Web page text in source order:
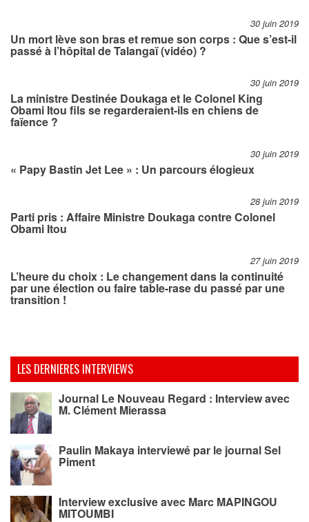
30 juin 2019
Un mort lève son bras et remue son corps : Que s’est-il
passé à l’hôpital de Talangaï (vidéo) ?
30 juin 2019
La ministre Destinée Doukaga et le Colonel King
Obami Itou fils se regarderaient-ils en chiens de
faïence ?
30 juin 2019
« Papy Bastin Jet Lee » : Un parcours élogieux
28 juin 2019
Parti pris : Affaire Ministre Doukaga contre Colonel
Obami Itou
27 juin 2019
L’heure du choix : Le changement dans la continuité
par une élection ou faire table-rase du passé par une
transition !
LES DERNIERES INTERVIEWS
Journal Le Nouveau Regard : Interview avec
M. Clément Mierassa
Paulin Makaya interviewé par le journal Sel
Piment
Interview exclusive avec Marc MAPINGOU
MITOUMBI